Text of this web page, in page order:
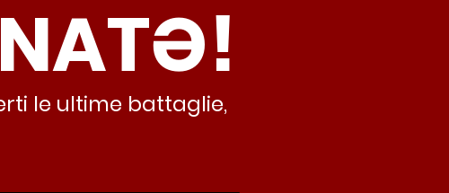
lasciando al caos e
all’abusivismo”
le ultime battaglie,